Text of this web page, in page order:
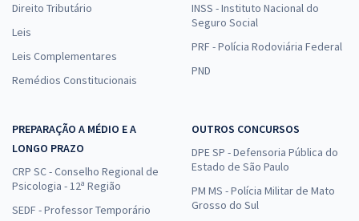
Direito Tributário
Leis
Leis Complementares
Remédios Constitucionais
INSS - Instituto Nacional do
Seguro Social
PRF - Polícia Rodoviária Federal
PND
PREPARAÇÃO A MÉDIO E A
LONGO PRAZO
CRP SC - Conselho Regional de
Psicologia - 12ª Região
SEDF - Professor Temporário
OUTROS CONCURSOS
DPE SP - Defensoria Pública do
Estado de São Paulo
PM MS - Polícia Militar de Mato
Grosso do Sul